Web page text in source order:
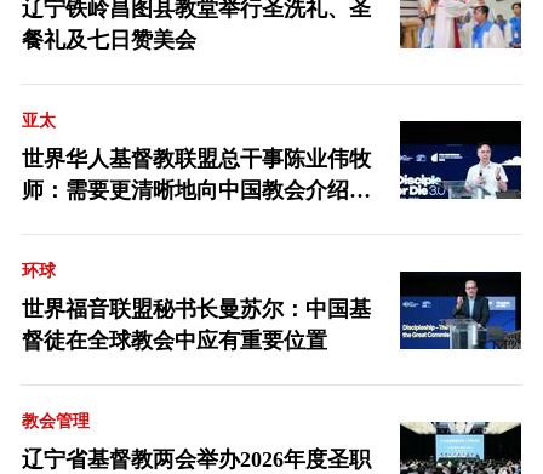
辽宁铁岭昌图县教堂举行圣洗礼、圣
餐礼及七日赞美会
亚太
世界华人基督教联盟总干事陈业伟牧
师：需要更清晰地向中国教会介绍福
环球
世界福音联盟秘书长曼苏尔：中国基
督徒在全球教会中应有重要位置
教会管理
辽宁省基督教两会举办2026年度圣职